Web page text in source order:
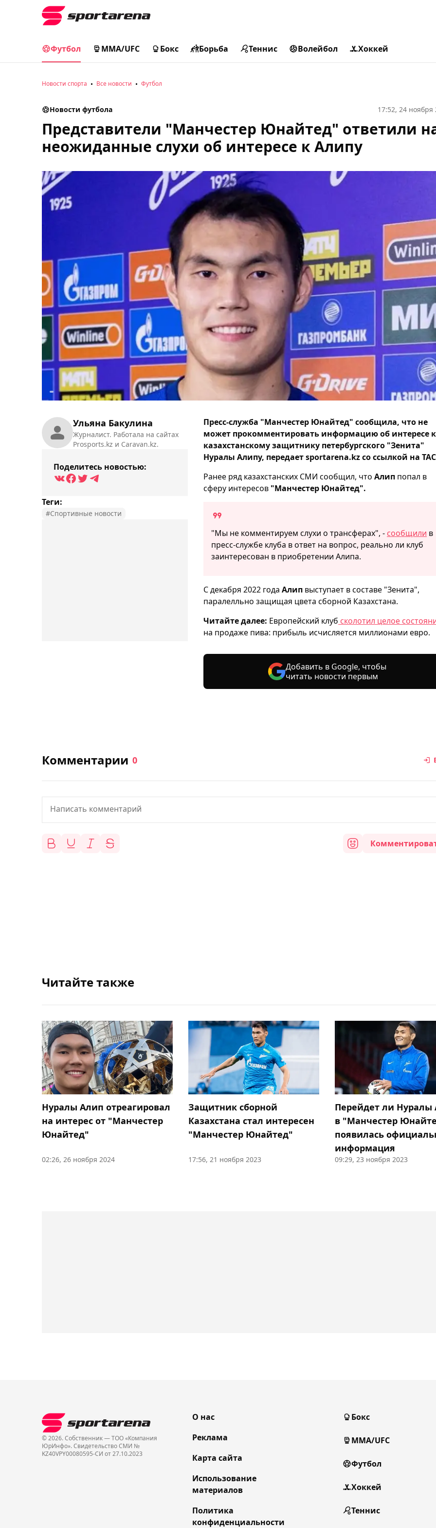
Футбол MMA/UFC Бокс Борьба Теннис Волейбол Хоккей
Новости спорта Все новости Футбол
Новости футбола 17:52, 24 ноября
Представители "Манчестер Юнайтед" ответили
неожиданные слухи об интересе к Алипу
Ульяна Бакулина
Журналист. Работала на сайтах
Prosports.kz и Caravan.kz.
Поделитесь новостью:
Теги:
#Спортивные новости
Пресс-служба "Манчестер Юнайтед" сообщила, что не
может прокомментировать информацию об интересе к
казахстанскому защитнику петербургского "Зенита"
Нуралы Алипу, передает sportarena.kz со ссылкой на
Ранее ряд казахстанских СМИ сообщил, что Алип попал в
сферу интересов "Манчестер Юнайтед".
"Мы не комментируем слухи о трансферах", - сообщили в
пресс-службе клуба в ответ на вопрос, реально ли клуб
заинтересован в приобретении Алипа.
С декабря 2022 года Алип выступает в составе "Зенита",
паралелльно защищая цвета сборной Казахстана.
Читайте далее: Европейский клуб сколотил целое
на продаже пива: прибыль исчисляется миллионами евро.
Добавить в Google, чтобы
читать новости первым
Комментарии 0
Читайте также
Нуралы Алип отреагировал
на интерес от "Манчестер
Юнайтед"
02:26, 26 ноября 2024
Защитник сборной
Казахстана стал интересен
"Манчестер Юнайтед"
17:56, 21 ноября 2023
Перейдет ли Нуралы
в "Манчестер
появилась
информация
09:29, 23 ноября 2023
© 2026. Собственник — ТОО «Компания
ЮрИнфо». Cвидетельство СМИ №
KZ40VPY00080595-СИ от 27.10.2023
О нас
Реклама
Карта сайта
Использование
материалов
Политика
конфиденциальности
Бокс
MMA/UFC
Футбол
Хоккей
Теннис